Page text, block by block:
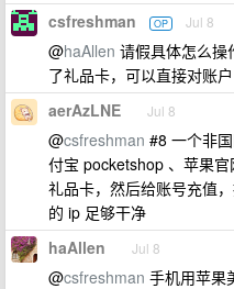
csfreshman OP Jul 8
@haAllen 请假具体怎么操
了礼品卡，可以直接对账户
aerAzLNE Jul 8
@csfreshman #8 一个非
付宝 pocketshop 、苹果
礼品卡，然后给账号充值
的 ip 足够干净
haAllen Jul 8
@csfreshman 手机用苹果